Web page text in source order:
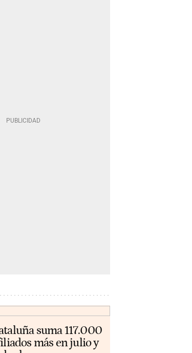
suma 117.000
más en julio y